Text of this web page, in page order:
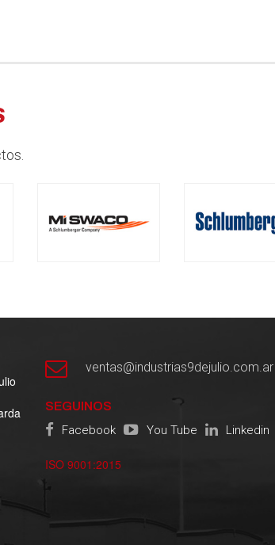
ventas@industrias9dejulio.com.ar
SEGUINOS
Facebook You Tube Linkedin
ISO 9001:2015